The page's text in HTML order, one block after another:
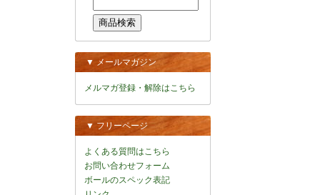
▼ メールマガジン
メルマガ登録・解除はこちら
▼ フリーページ
よくある質問はこちら
お問い合わせフォーム
ボールのスペック表記